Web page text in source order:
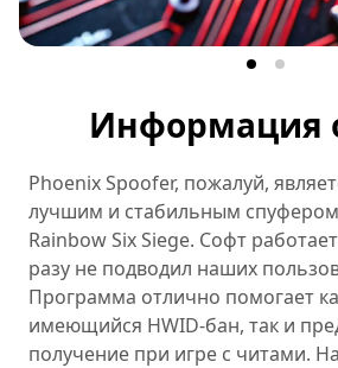
Информация
Phoenix Spoofer, пожалуй,
лучшим и стабильным спуфером
Rainbow Six Siege. Софт
разу не подводил наших
Программа отлично помогает
имеющийся HWID-бан, так и
получение при игре с читами.